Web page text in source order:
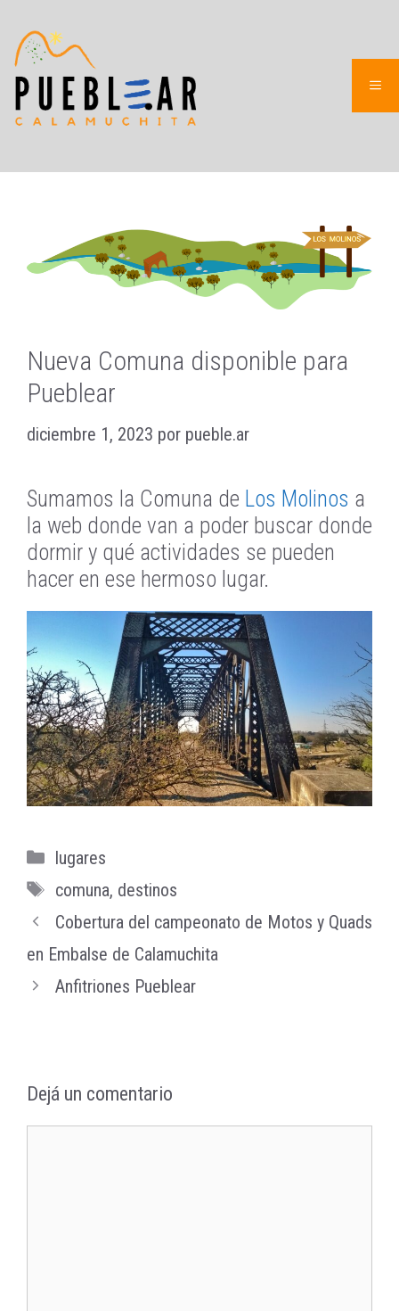
contenido
Nueva Comuna disponible para
Pueblear
diciembre 1, 2023 por pueble.ar
Sumamos la Comuna de Los Molinos a
la web donde van a poder buscar donde
dormir y qué actividades se pueden
hacer en ese hermoso lugar.
Categorías
lugares
Etiquetas
comuna, destinos
Cobertura del campeonato de Motos y Quads
en Embalse de Calamuchita
Anfitriones Pueblear
Dejá un comentario